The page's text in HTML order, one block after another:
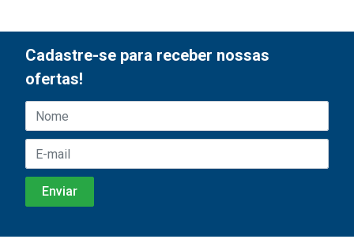
Cadastre-se para receber nossas
ofertas!